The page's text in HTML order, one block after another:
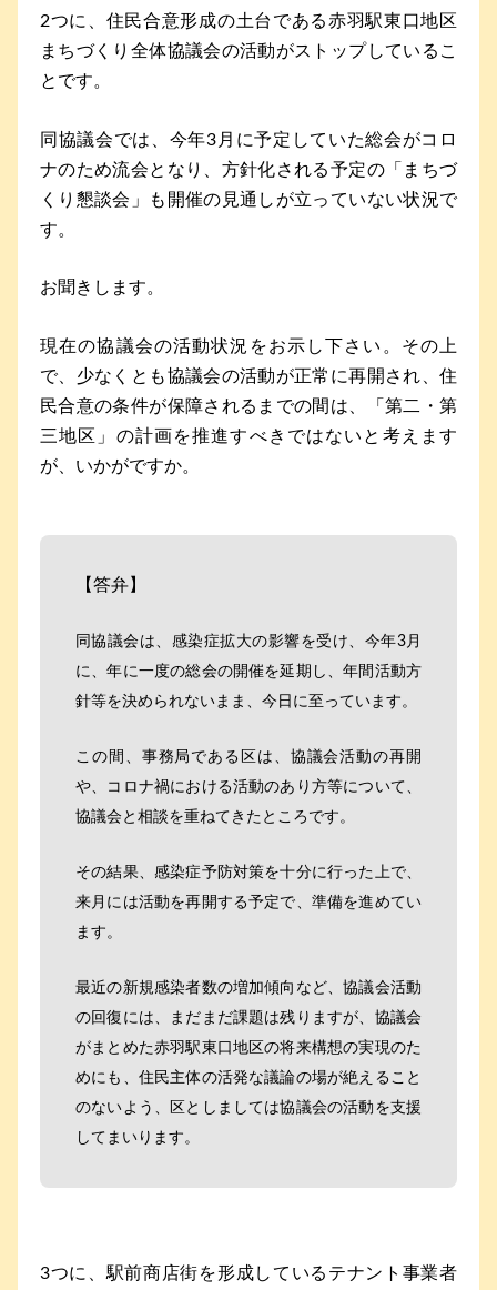
2つに、住民合意形成の土台である赤羽駅東口地区
まちづくり全体協議会の活動がストップしているこ
とです。
同協議会では、今年3月に予定していた総会がコロ
ナのため流会となり、方針化される予定の「まちづ
くり懇談会」も開催の見通しが立っていない状況で
す。
お聞きします。
現在の協議会の活動状況をお示し下さい。その上
で、少なくとも協議会の活動が正常に再開され、住
民合意の条件が保障されるまでの間は、「第二・第
三地区」の計画を推進すべきではないと考えます
が、いかがですか。
【答弁】
同協議会は、感染症拡大の影響を受け、今年3月
に、年に一度の総会の開催を延期し、年間活動方
針等を決められないまま、今日に至っています。
この間、事務局である区は、協議会活動の再開
や、コロナ禍における活動のあり方等について、
協議会と相談を重ねてきたところです。
その結果、感染症予防対策を十分に行った上で、
来月には活動を再開する予定で、準備を進めてい
ます。
最近の新規感染者数の増加傾向など、協議会活動
の回復には、まだまだ課題は残りますが、協議会
がまとめた赤羽駅東口地区の将来構想の実現のた
めにも、住民主体の活発な議論の場が絶えること
のないよう、区としましては協議会の活動を支援
してまいります。
3つに、駅前商店街を形成しているテナント事業者